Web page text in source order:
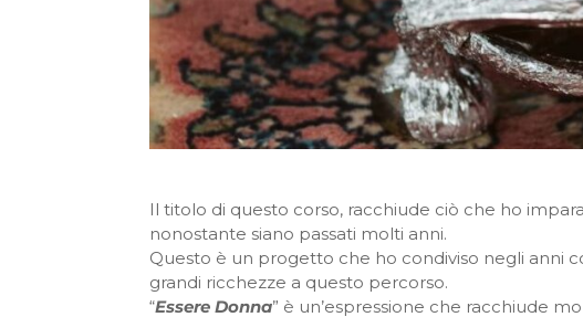
Il titolo di questo corso, racchiude ciò che ho
nonostante siano passati molti anni.
Questo è un progetto che ho condiviso negli anni
grandi ricchezze a questo percorso.
“Essere Donna” è un’espressione che racchiude